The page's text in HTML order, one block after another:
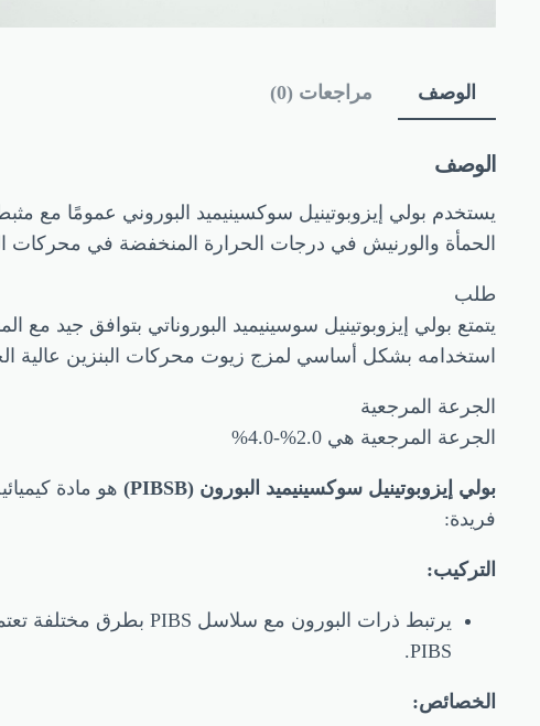
الوصف مراجعات (0)
الوصف
يستخدم بولي إيزوبوتينيل سوكسينيميد البوروني عمومًا مع
الحمأة والورنيش في درجات الحرارة المنخفضة في محركات
طلب
استخدامه بشكل أساسي لمزج زيوت محركات البنزين عالية
الجرعة المرجعية
الجرعة المرجعية هي 2.0%-4.0%
بولي إيزوبوتينيل سوكسينيميد البورون (PIBSB)
فريدة:
التركيب:
PIBS.
الخصائص: